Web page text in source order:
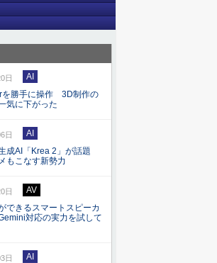
日
AI
を勝手に操作 3D制作の
気に下がった
日
AI
成AI「Krea 2」が話題
もこなす新勢力
日
AV
できるスマートスピーカ
対応の実力を試して
日
AI